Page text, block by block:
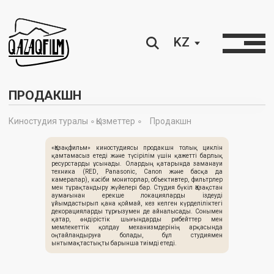
ПРОДАКШН
«Қазақфильм» киностудиясы продакшн толық циклін
қамтамасыз етеді және түсірілім үшін қажетті барлық
ресурстарды ұсынады. Олардың қатарында заманауи
техника (RED, Panasonic, Canon және басқа да
камералар), кәсіби мониторлар, объективтер, фильтрлер
мен тұрақтандыру жүйелері бар. Студия бүкіл Қазақстан
аумағынан ерекше локацияларды іздеуді
ұйымдастырып қана қоймай, кез келген күрделіліктегі
декорацияларды тұрғызумен де айналысады. Сонымен
қатар, өндірістік шығындарды рибейттер мен
мемлекеттік қолдау механизмдерінің арқасында
оңтайландыруға болады, бұл студиямен
ынтымақтастықты барынша тиімді етеді.
Түсірілімдерді ұйымдастыру Рибейттер
Мамандар қызметтері Локация таңдау қызметтері
Түсірілімдерді
ұйымдастыру
Рибейттер
Мамандар қызметтері
Локация таңдау
қызметтері
Түсірілімдерді
ұйымдастыру
Рибейттер
Мамандар қызметтері
Локация таңдау
қызметтері
Түсірілімдерді
ұйымдастыру
Рибейттер
Мамандар қызметтері
Локация таңдау
Түсірілімдерді
ұйымдастыру
Рибейттер
Мамандар қызметтері
Локация таңдау